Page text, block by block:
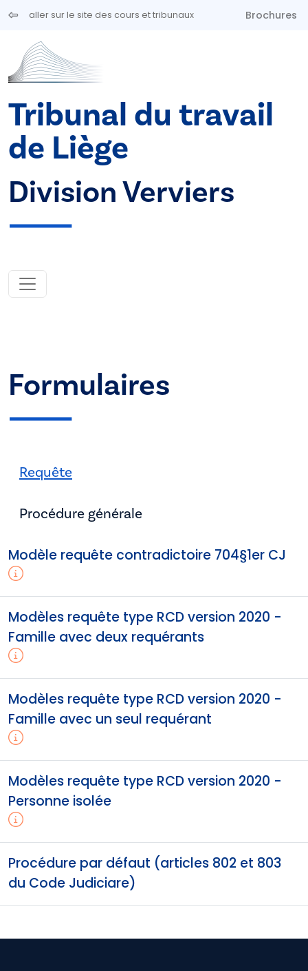
Aller au contenu principal
aller sur le site des cours et tribunaux Brochures
Tribunal du travail
de Liège
Division Verviers
Formulaires
Requête
Procédure générale
Modèle requête contradictoire 704§1er CJ
Modèles requête type RCD version 2020 -
Famille avec deux requérants
Modèles requête type RCD version 2020 -
Famille avec un seul requérant
Modèles requête type RCD version 2020 -
Personne isolée
Procédure par défaut (articles 802 et 803
du Code Judiciare)